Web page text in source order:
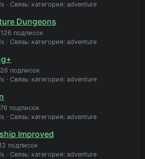
· Связь: категория: adventure
Dungeons
126 подписок
· Связь: категория: adventure
подписок
· Связь: категория: adventure
подписок
· Связь: категория: adventure
Improved
подписок
· Связь: категория: adventure